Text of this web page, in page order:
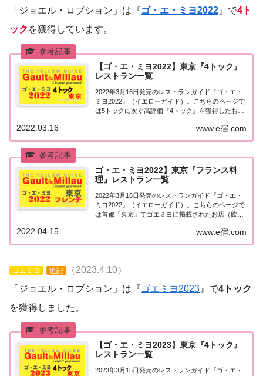
「ジョエル・ロブション」は『ゴ・エ・ミヨ2022 』で4ト
ック を獲得しています。
【ゴ・エ・ミヨ2022】東京『4トック』
レストラン一覧
2022年3月16日発売のレストランガイド『ゴ・エ・
ミヨ2022』（イエローガイド）。こちらのページで
は5トックに次ぐ高評価『4トック』を獲得したお店
ついて一覧にまとめました。ゴエミヨ2022『4トッ
ク』東京関東「東京エリア」で「ゴ・...
www.e宿.com
2022.03.16
ゴ・エ・ミヨ2022】東京『フランス料
理』レストラン一覧
2022年3月16日発売のレストランガイド『ゴ・エ・
ミヨ2022』（イエローガイド）。こちらのページで
は首都『東京』でゴエミヨに掲載されたお店（飲食
チ）」のお店を一覧にまとめました。ゴエミヨ
2022『東京』フレンチ関東「東京エリア」で「...
www.e宿.com
2022.04.15
ゴエミヨ 追記
（2023.4.10）
「ジョエル・ロブション」は『ゴエミヨ2023 』で4トック
を獲得しました。
【ゴ・エ・ミヨ2023】東京『4トック』
レストラン一覧
2023年3月15日発売のレストランガイド『ゴ・エ・